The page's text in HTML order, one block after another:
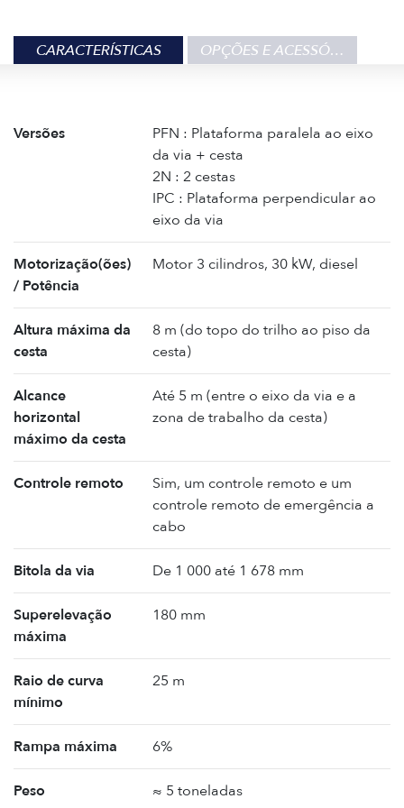
CARACTERÍSTICAS OPÇÕES E ACESSÓRIOS
Versões
PFN : Plataforma paralela ao eixo
da via + cesta
2N : 2 cestas
IPC : Plataforma perpendicular ao
eixo da via
Motorização(ões)
/ Potência
Motor 3 cilindros, 30 kW, diesel
Altura máxima da
cesta
8 m (do topo do trilho ao piso da
cesta)
Alcance
horizontal
máximo da cesta
Até 5 m (entre o eixo da via e a
zona de trabalho da cesta)
Controle remoto
Sim, um controle remoto e um
controle remoto de emergência a
cabo
Bitola da via De 1 000 até 1 678 mm
Superelevação
máxima
180 mm
Raio de curva
mínimo
25 m
Rampa máxima 6%
Peso ≈ 5 toneladas